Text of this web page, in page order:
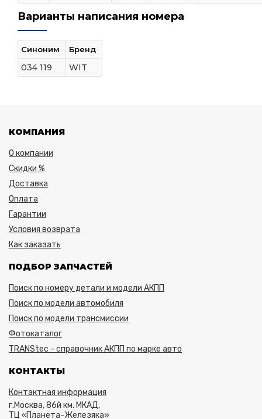
Варианты написания номера
Синоним Бренд
034 119 WIT
КОМПАНИЯ
О компании
Скидки %
Доставка
Оплата
Гарантии
Условия возврата
Как заказать
ПОДБОР ЗАПЧАСТЕЙ
Поиск по номеру детали и модели АКПП
Поиск по модели автомобиля
Поиск по модели трансмиссии
Фотокаталог
TRANStec - справочник АКПП по марке авто
КОНТАКТЫ
Контактная информация
г.Москва, 86й км. МКАД,
ТЦ «Планета-Железяка»